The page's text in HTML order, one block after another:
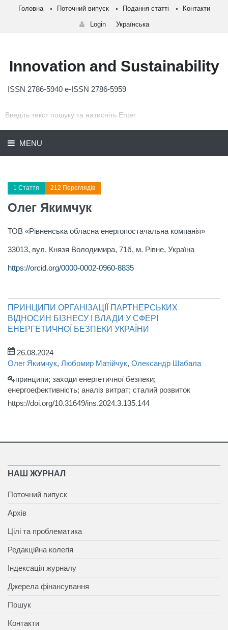
Головна Поточний випуск Подання статті Контакти
Login Українська
Innovation and Sustainability
ISSN 2786-5940 e-ISSN 2786-5959
MENU
1 Стаття 212 Переглядів
Олег Якимчук
ТОВ «Рівненська обласна енергопостачальна компанія»
33013, вул. Князя Володимира, 71б, м. Рівне, Україна
https://orcid.org/0000-0002-0960-8835
ПРИНЦИПИ ОРГАНІЗАЦІЇ ПАРТНЕРСЬКИХ
ВІДНОСИН БІЗНЕСУ І ВЛАДИ У СФЕРІ
ЕНЕРГЕТИЧНОЇ БЕЗПЕКИ УКРАЇНИ
26.08.2024
Олег Якимчук, Любомир Матійчук, Олександр Шабала
принципи; заходи енергетичної безпеки;
енергоефективність; аналіз витрат; сталий розвиток
https://doi.org/10.31649/ins.2024.3.135.144
НАШ ЖУРНАЛ
Поточний випуск
Архів
Цілі та проблематика
Редакційна колегія
Індексація журналу
Джерела фінансування
Пошук
Контакти